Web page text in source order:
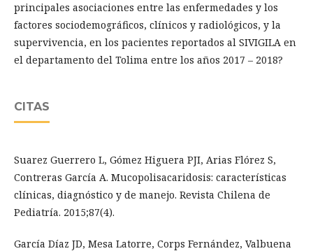
principales asociaciones entre las enfermedades y los
factores sociodemográficos, clínicos y radiológicos, y la
supervivencia, en los pacientes reportados al SIVIGILA en
el departamento del Tolima entre los años 2017 – 2018?
CITAS
Suarez Guerrero L, Gómez Higuera PJI, Arias Flórez S,
Contreras García A. Mucopolisacaridosis: características
clínicas, diagnóstico y de manejo. Revista Chilena de
Pediatría. 2015;87(4).
García Díaz JD, Mesa Latorre, Corps Fernández, Valbuena